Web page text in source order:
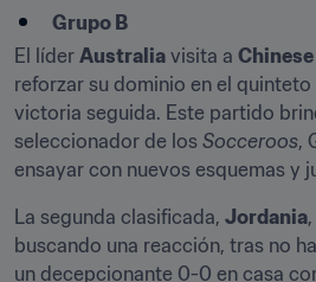
Grupo B
El líder Australia visita a
reforzar su dominio en el
victoria seguida. Este partido
seleccionador de los Socceroos,
ensayar con nuevos esquemas y
La segunda clasificada, Jordania
buscando una reacción, tras no
un decepcionante 0-0 en casa